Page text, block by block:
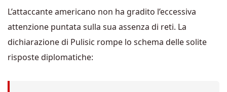
L’attaccante americano non ha gradito l’eccessiva
attenzione puntata sulla sua assenza di reti. La
dichiarazione di Pulisic rompe lo schema delle solite
risposte diplomatiche: